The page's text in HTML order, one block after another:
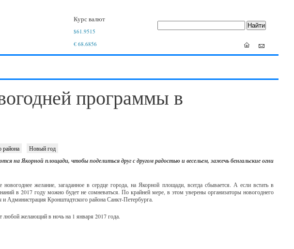
Курс валют
$61.9515
€ 68.6856
программы в
района Новый год
на Якорной площади, чтобы поделиться друг с другом радостью и весельем, зажечь бенгальские огни
новогоднее желание, загаданное в сердце города, на Якорной площади, всегда сбывается. А если встать в
в 2017 году можно будет не сомневаться. По крайней мере, в этом уверены организаторы новогоднего
Администрация Кронштадтского района Санкт-Петербурга.
любой желающий в ночь на 1 января 2017 года.